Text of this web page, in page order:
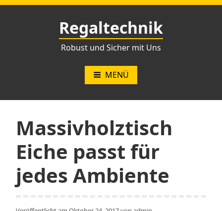
Zum
Regaltechnik
Robust und Sicher mit Uns
MENÜ
Massivholztisch
Eiche passt für
jedes Ambiente